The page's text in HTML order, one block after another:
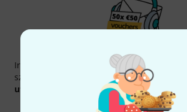
Thomann hírlevél
Iratkozz fel a Thomann angol nyelvű
szerencsével megnyerheted a50egyenként
utalvány
Inspiráló gondolatok
Akciók